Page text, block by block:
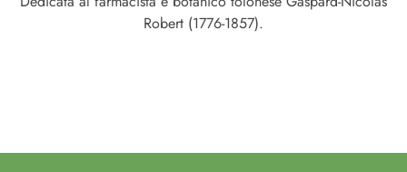
Robert (1776-1857).